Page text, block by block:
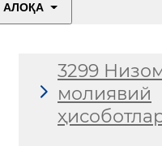
АЛОҚА
3299
молиявий